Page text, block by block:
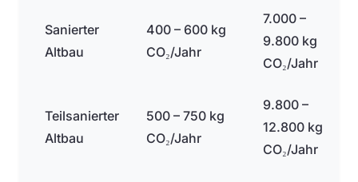
Sanierter
Altbau
400 – 600 kg
CO₂/Jahr
7.000 –
9.800 kg
CO₂/Jahr
Teilsanierter
Altbau
500 – 750 kg
CO₂/Jahr
9.800 –
12.800 kg
CO₂/Jahr